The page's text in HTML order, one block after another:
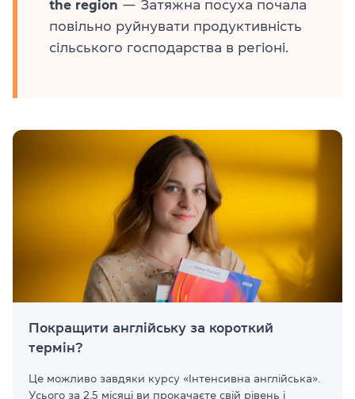
the region — Затяжна посуха почала
повільно руйнувати продуктивність
сільського господарства в регіоні.
Покращити англійську за короткий
термін?
Це можливо завдяки курсу «Інтенсивна англійська».
Усього за 2,5 місяці ви прокачаєте свій рівень і